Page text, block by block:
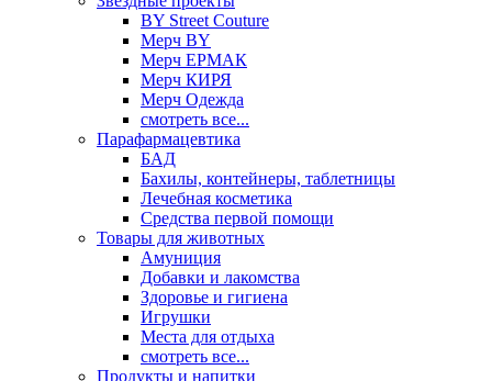
BY Street Couture
Мерч BY
Мерч ЕРМАК
Мерч КИРЯ
Мерч Одежда
смотреть все...
Парафармацевтика
БАД
Бахилы, контейнеры, таблетницы
Лечебная косметика
Средства первой помощи
Товары для животных
Амуниция
Добавки и лакомства
Здоровье и гигиена
Игрушки
Места для отдыха
смотреть все...
Продукты и напитки